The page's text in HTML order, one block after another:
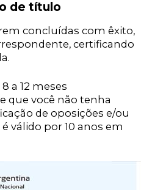
de título
concluídas com êxito,
certificando
a 12 meses
que você não tenha
de oposições e/ou
válido por 10 anos em